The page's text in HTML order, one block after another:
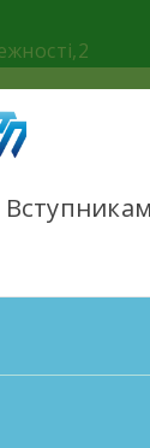
Вступникам